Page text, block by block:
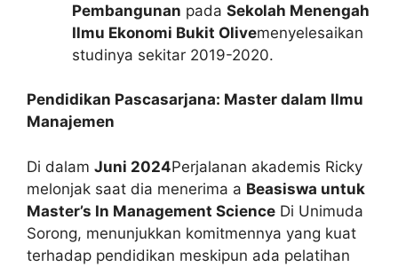
Pembangunan pada Sekolah Menengah
Ilmu Ekonomi Bukit Olivemenyelesaikan
studinya sekitar 2019-2020.
Pendidikan Pascasarjana: Master dalam Ilmu
Manajemen
Di dalam Juni 2024Perjalanan akademis Ricky
melonjak saat dia menerima a Beasiswa untuk
Master’s In Management Science Di Unimuda
Sorong, menunjukkan komitmennya yang kuat
terhadap pendidikan meskipun ada pelatihan